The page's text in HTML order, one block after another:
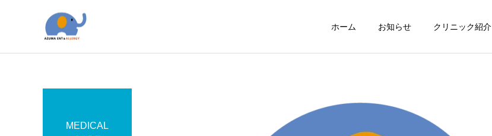
ホーム お知らせ クリニック紹介
MEDICAL